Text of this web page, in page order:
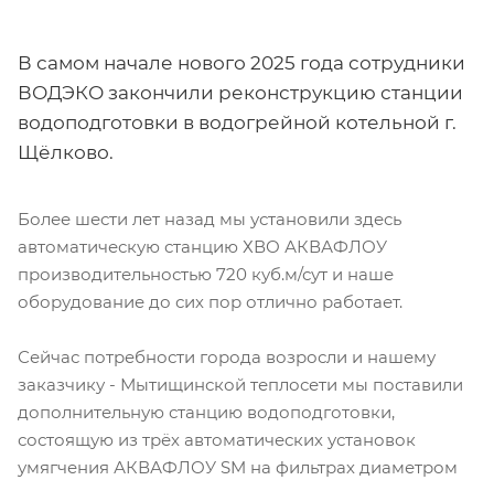
В самом начале нового 2025 года сотрудники
ВОДЭКО закончили реконструкцию станции
водоподготовки в водогрейной котельной г.
Щёлково.
Более шести лет назад мы установили здесь
автоматическую станцию ХВО АКВАФЛОУ
производительностью 720 куб.м/сут и наше
оборудование до сих пор отлично работает.
Сейчас потребности города возросли и нашему
заказчику - Мытищинской теплосети мы поставили
дополнительную станцию водоподготовки,
состоящую из трёх автоматических установок
умягчения АКВАФЛОУ SM на фильтрах диаметром